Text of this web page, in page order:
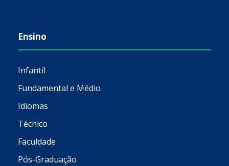
Ensino
Infantil
Fundamental e Médio
Idiomas
Técnico
Faculdade
Pós-Graduação